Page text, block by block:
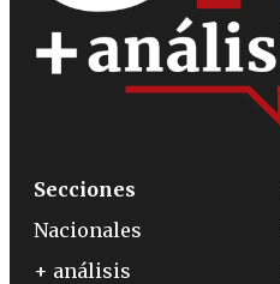
Secciones
Nacionales
+ análisis